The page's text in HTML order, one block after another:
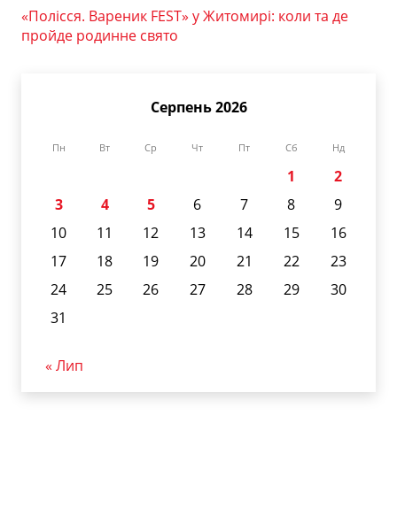
«Полісся. Вареник FEST» у Житомирі: коли та де
пройде родинне свято
Серпень 2026
Пн Вт Ср Чт Пт Сб Нд
1
2
3
4 5 6 7 8
9
10
11 12 13 14 15
16
17
18 19 20 21 22
23
24
25 26 27 28 29
30
31
« Лип